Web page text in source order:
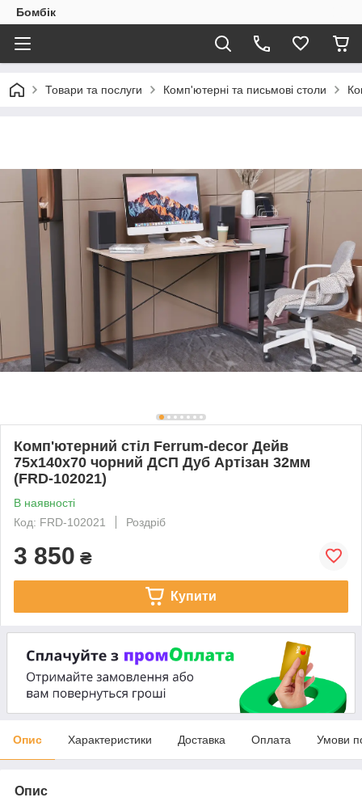
Бомбік
Товари та послуги Комп'ютерні та письмові столи
Комп'ютерний стіл Ferrum-decor Дейв
75x140x70 чорний ДСП Дуб Артізан 32мм
(FRD-102021)
В наявності
Код: FRD-102021
Роздріб
3 850 ₴
Купити
Опис Характеристики Доставка Оплата Умови
Опис